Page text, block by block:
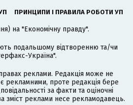
ПРИНЦИПИ І ПРАВИЛА РОБОТИ УП
на "Економічну правду".
подальшому відтворенню та/чи
Україна".
реклами. Редакція може не
рекламними, проте редакція бере
за факти та оціночні
зміст реклами несе рекламодавець.